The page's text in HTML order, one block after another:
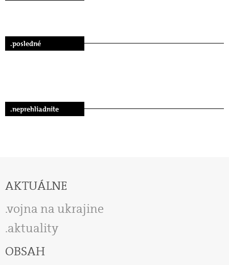
.posledné
.neprehliadnite
AKTUÁLNE
vojna na ukrajine
aktuality
OBSAH